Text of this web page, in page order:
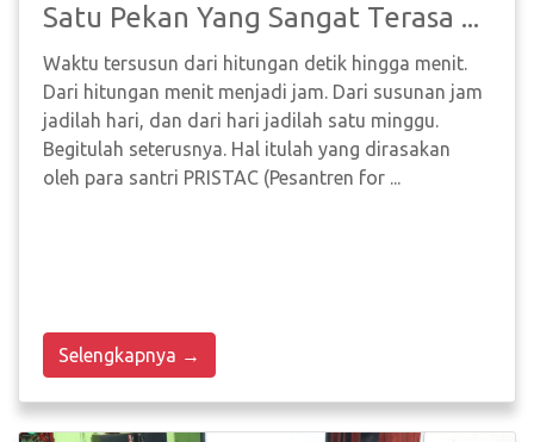
Satu Pekan Yang Sangat Terasa ...
Waktu tersusun dari hitungan detik hingga menit.
Dari hitungan menit menjadi jam. Dari susunan jam
jadilah hari, dan dari hari jadilah satu minggu.
Begitulah seterusnya. Hal itulah yang dirasakan
oleh para santri PRISTAC (Pesantren for ...
Selengkapnya →